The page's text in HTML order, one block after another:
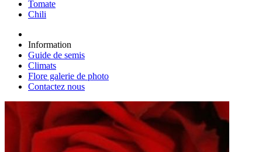
Tomate
Chili
Information
Guide de semis
Climats
Flore galerie de photo
Contactez nous